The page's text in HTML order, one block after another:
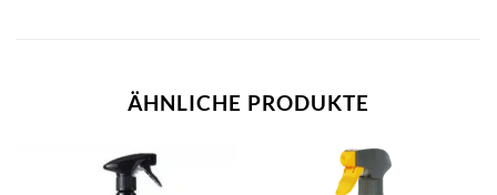
ÄHNLICHE PRODUKTE